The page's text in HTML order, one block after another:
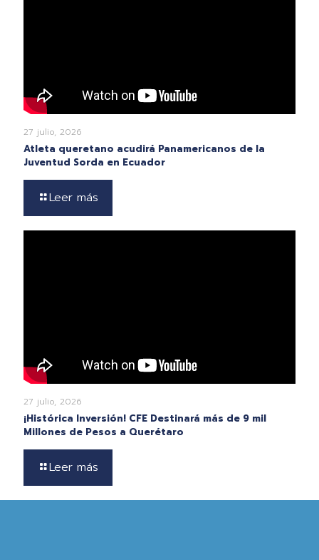
27 julio, 2026
Atleta queretano acudirá Panamericanos de la
Juventud Sorda en Ecuador
Leer más
27 julio, 2026
¡Histórica Inversión! CFE Destinará más de 9 mil
Millones de Pesos a Querétaro
Leer más